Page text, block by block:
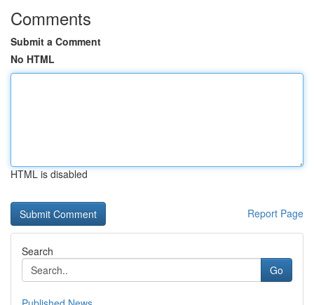
Comments
Submit a Comment
No HTML
HTML is disabled
Report Page
Search
Go